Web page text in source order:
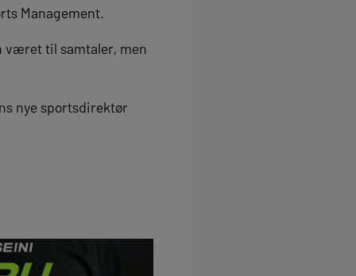
Management.
været til samtaler, men
nye sportsdirektør